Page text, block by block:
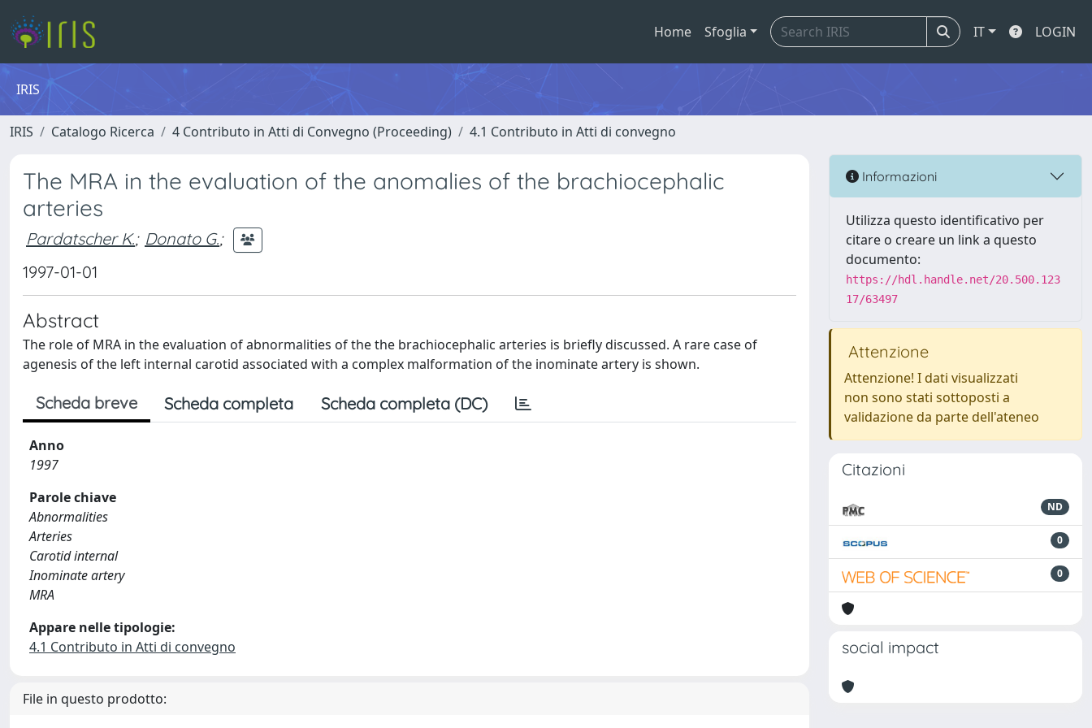
Home Sfoglia IT LOGIN
IRIS
IRIS Catalogo Ricerca 4 Contributo in Atti di Convegno (Proceeding) 4.1 Contributo in Atti di convegno
The MRA in the evaluation of the anomalies of the brachiocephalic
arteries
Pardatscher K.; Donato G.;
1997-01-01
Abstract
The role of MRA in the evaluation of abnormalities of the the brachiocephalic arteries is briefly discussed. A rare case of
agenesis of the left internal carotid associated with a complex malformation of the inominate artery is shown.
Scheda breve Scheda completa Scheda completa (DC)
Anno
1997
Parole chiave
Abnormalities
Arteries
Carotid internal
Inominate artery
MRA
Appare nelle tipologie:
4.1 Contributo in Atti di convegno
File in questo prodotto:
Informazioni
Utilizza questo identificativo per
citare o creare un link a questo
documento:
https://hdl.handle.net/20.500.123
17/63497
Attenzione
Attenzione! I dati visualizzati
non sono stati sottoposti a
validazione da parte dell'ateneo
Citazioni
ND
0
0
social impact